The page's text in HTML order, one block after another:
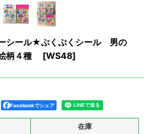
シール★ぷくぷくシール 男の
柄４種
[WS48]
Facebookでシェア
在庫